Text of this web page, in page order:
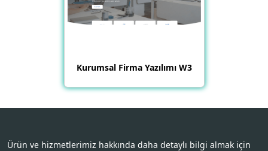
Kurumsal Firma Yazılımı W3
Ürün ve hizmetlerimiz hakkında daha detaylı bilgi almak için